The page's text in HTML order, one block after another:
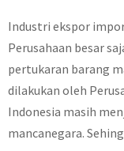
Industri ekspor
Perusahaan besar
pertukaran barang
dilakukan oleh
Indonesia masih
mancanegara.